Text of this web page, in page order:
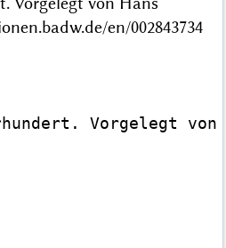
en/002843734
Vorgelegt von